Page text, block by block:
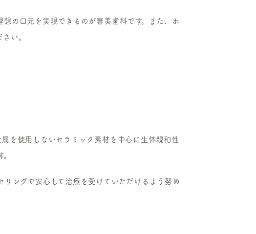
の口元を実現できるのが審美歯科です。また、ホ
い。
を使用しないセラミック素材を中心に生体親和性
ングで安心して治療を受けていただけるよう努め